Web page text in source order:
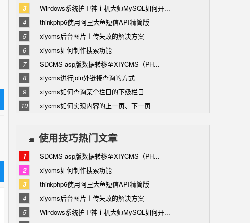
3
Windows系统护卫神主机大师MySQL如何开...
4
thinkphp6使用阿里大鱼短信API精简版
5
xiycms后台图片上传失败的解决方案
6
xiycms如何制作搜索功能
7
SDCMS asp版数据转移至XIYCMS（PH...
8
xiycms进行join外链接查询的方式
9
xiycms如何查询某个栏目的下级栏目
10
xiycms如何实现内容的上一页、下一页
使用技巧热门文章
1
SDCMS asp版数据转移至XIYCMS（PH...
2
xiycms如何制作搜索功能
3
thinkphp6使用阿里大鱼短信API精简版
4
xiycms后台图片上传失败的解决方案
5
Windows系统护卫神主机大师MySQL如何开...